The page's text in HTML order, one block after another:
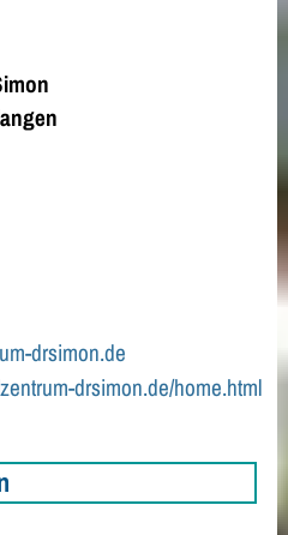
drsimon.de
drsimon.de/home.html